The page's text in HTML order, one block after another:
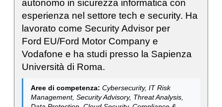
autonomo in sicurezza informatica con
esperienza nel settore tech e security. Ha
lavorato come Security Advisor per
Ford EU/Ford Motor Company e
Vodafone e ha studi presso la Sapienza
Università di Roma.
Aree di competenza: Cybersecurity, IT Risk
Management, Security Advisory, Threat Analysis,